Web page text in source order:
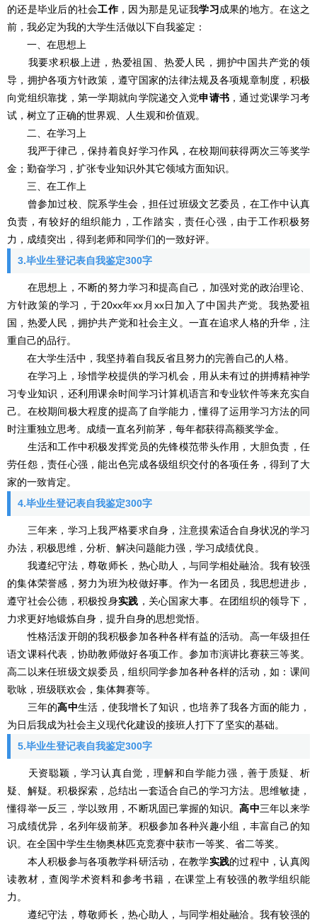
的还是毕业后的社会工作，因为那是见证我学习成果的地方。在这之
前，我必定为我的大学生活做以下自我鉴定：
一、在思想上
我要求积极上进，热爱祖国、热爱人民，拥护中国共产党的领
导，拥护各项方针政策，遵守国家的法律法规及各项规章制度，积极
向党组织靠拢，第一学期就向学院递交入党申请书 ，通过党课学习考
试，树立了正确的世界观、人生观和价值观。
二、在学习上
我严于律己，保持着良好学习作风，在校期间获得两次三等奖学
金；勤奋学习，扩张专业知识外其它领域方面知识。
三、在工作上
曾参加过校、院系学生会，担任过班级文艺委员，在工作中认真
负责，有较好的组织能力，工作踏实，责任心强，由于工作积极努
力，成绩突出，得到老师和同学们的一致好评。
3.毕业生登记表自我鉴定300字
在思想上，不断的努力学习和提高自己，加强对党的政治理论、
方针政策的学习，于20xx年xx月xx日加入了中国共产党。我热爱祖
国，热爱人民，拥护共产党和社会主义。一直在追求人格的升华，注
重自己的品行。
在大学生活中，我坚持着自我反省且努力的完善自己的人格。
在学习上，珍惜学校提供的学习机会，用从未有过的拼搏精神学
习专业知识，还利用课余时间学习计算机语言和专业软件等来充实自
己。在校期间极大程度的提高了自学能力，懂得了运用学习方法的同
时注重独立思考。成绩一直名列前茅，每年都获得高额奖学金。
生活和工作中积极发挥党员的先锋模范带头作用，大胆负责，任
劳任怨，责任心强，能出色完成各级组织交付的各项任务，得到了大
家的一致肯定。
4.毕业生登记表自我鉴定300字
三年来，学习上我严格要求自身，注意摸索适合自身状况的学习
办法，积极思维，分析、解决问题能力强，学习成绩优良。
我遵纪守法，尊敬师长，热心助人，与同学相处融洽。我有较强
的集体荣誉感，努力为班为校做好事。作为一名团员，我思想进步，
遵守社会公德，积极投身实践 ，关心国家大事。在团组织的领导下，
力求更好地锻炼自身，提升自身的思想觉悟。
性格活泼开朗的我积极参加各种各样有益的活动。高一年级担任
语文课科代表，协助教师做好各项工作。参加市演讲比赛获三等奖。
高二以来任班级文娱委员，组织同学参加各种各样的活动，如：课间
歌咏，班级联欢会，集体舞赛等。
三年的高中生活，使我增长了知识，也培养了我各方面的能力，
为日后我成为社会主义现代化建设的接班人打下了坚实的基础。
5.毕业生登记表自我鉴定300字
天资聪颖，学习认真自觉，理解和自学能力强，善于质疑、析
疑、解疑。积极探索，总结出一套适合自己的学习方法。思维敏捷，
懂得举一反三，学以致用，不断巩固已掌握的知识。高中三年以来学
习成绩优异，名列年级前茅。积极参加各种兴趣小组，丰富自己的知
识。在全国中学生生物奥林匹克竞赛中获市一等奖、省二等奖。
本人积极参与各项教学科研活动，在教学实践的过程中，认真阅
读教材，查阅学术资料和参考书籍，在课堂上有较强的教学组织能
力。
遵纪守法，尊敬师长，热心助人，与同学相处融洽。我有较强的